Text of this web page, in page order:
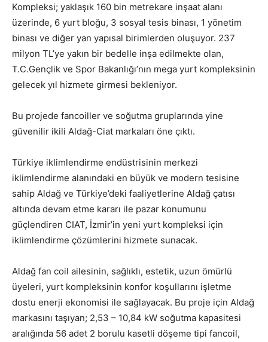
Kompleksi; yaklaşık 160 bin metrekare inşaat alanı
üzerinde, 6 yurt bloğu, 3 sosyal tesis binası, 1 yönetim
binası ve diğer yan yapısal birimlerden oluşuyor. 237
milyon TL’ye yakın bir bedelle inşa edilmekte olan,
T.C.Gençlik ve Spor Bakanlığı’nın mega yurt kompleksinin
gelecek yıl hizmete girmesi bekleniyor.
Bu projede fancoiller ve soğutma gruplarında yine
güvenilir ikili Aldağ-Ciat markaları öne çıktı.
Türkiye iklimlendirme endüstrisinin merkezi
iklimlendirme alanındaki en büyük ve modern tesisine
sahip Aldağ ve Türkiye’deki faaliyetlerine Aldağ çatısı
altında devam etme kararı ile pazar konumunu
güçlendiren CIAT, İzmir’in yeni yurt kompleksi için
iklimlendirme çözümlerini hizmete sunacak.
Aldağ fan coil ailesinin, sağlıklı, estetik, uzun ömürlü
üyeleri, yurt kompleksinin konfor koşullarını işletme
dostu enerji ekonomisi ile sağlayacak. Bu proje için Aldağ
markasını taşıyan; 2,53 – 10,84 kW soğutma kapasitesi
aralığında 56 adet 2 borulu kasetli döşeme tipi fancoil,